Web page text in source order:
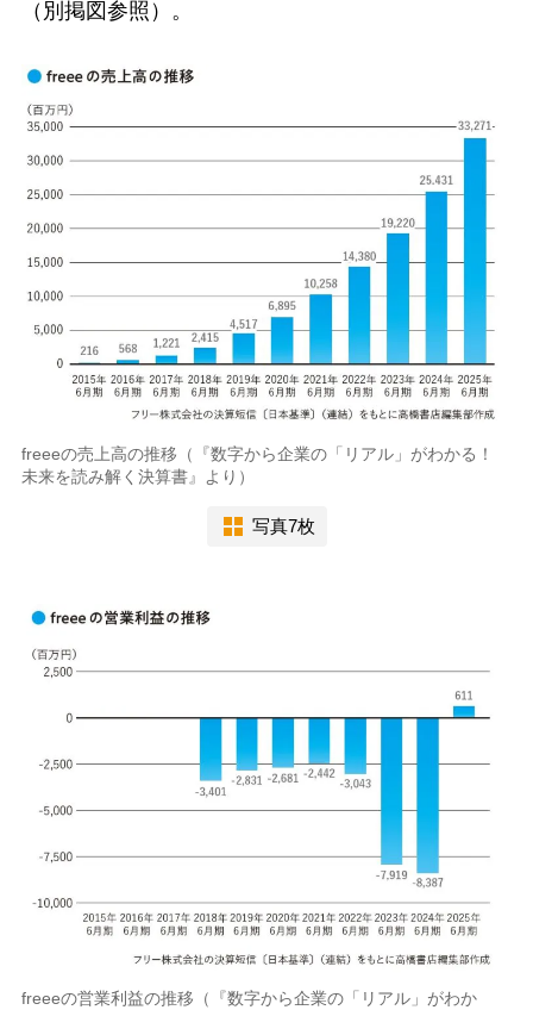
（別掲図参照）。
freeeの売上高の推移（『数字から企業の「リアル」がわかる！
未来を読み解く決算書』より）
写真7枚
freeeの営業利益の推移（『数字から企業の「リアル」がわか